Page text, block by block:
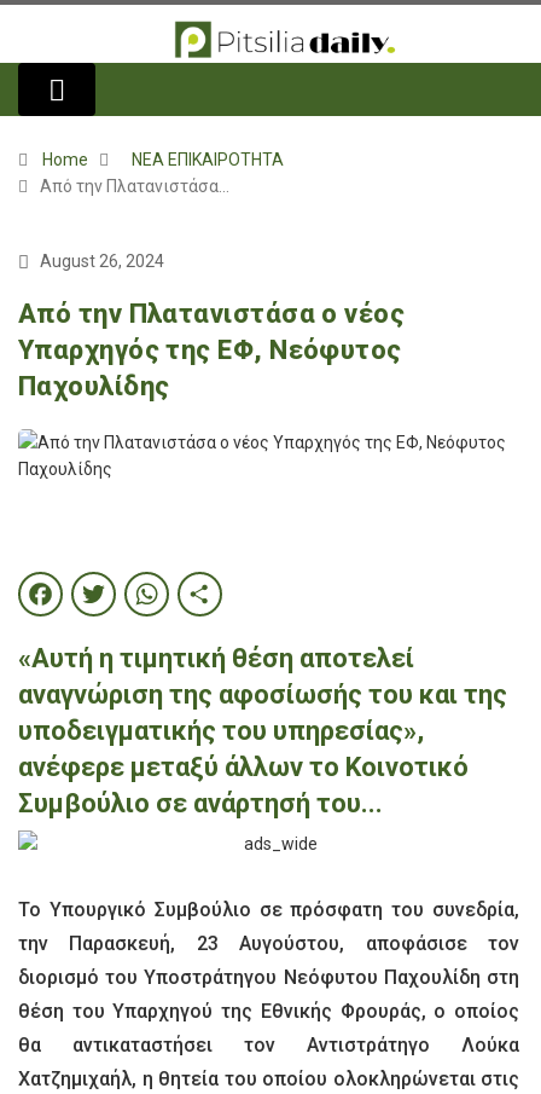
Home
ΝΕΑ ΕΠΙΚΑΙΡΟΤΗΤΑ
Από την Πλατανιστάσα…
August 26, 2024
Από την Πλατανιστάσα ο νέος
Υπαρχηγός της ΕΦ, Νεόφυτος
Παχουλίδης
Facebook
Twitter
WhatsApp
Share
«Αυτή η τιμητική θέση αποτελεί
αναγνώριση της αφοσίωσής του και της
υποδειγματικής του υπηρεσίας»,
ανέφερε μεταξύ άλλων το Κοινοτικό
Συμβούλιο σε ανάρτησή του...
Το Υπουργικό Συμβούλιο σε πρόσφατη του συνεδρία,
την Παρασκευή, 23 Αυγούστου, αποφάσισε τον
διορισμό του Υποστράτηγου Νεόφυτου Παχουλίδη στη
θέση του Υπαρχηγού της Εθνικής Φρουράς, ο οποίος
θα αντικαταστήσει τον Αντιστράτηγο Λούκα
Χατζημιχαήλ, η θητεία του οποίου ολοκληρώνεται στις